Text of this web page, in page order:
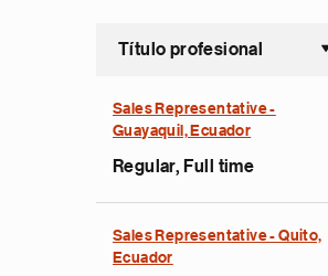
Título profesional
Sales Representative -
Guayaquil, Ecuador
Regular, Full time
Sales Representative - Quito,
Ecuador